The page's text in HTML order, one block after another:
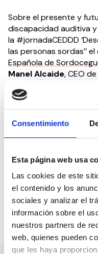
Consentimiento
Esta página web usa
Las cookies de este
el contenido y los
sociales y analizar el
información sobre el
nuestros partners de
web, quienes pueden
que les haya
Sobre el presente y
discapacidad auditiva
la #jornadaCEDDD
las personas sordas’’
Española de
Manel Alcaide, CEO de
adultos sordos o
Children Of Deaf
inscripción pueden
info@ceddd.orgy
link:Inscripción
para las personas
Compartir en: